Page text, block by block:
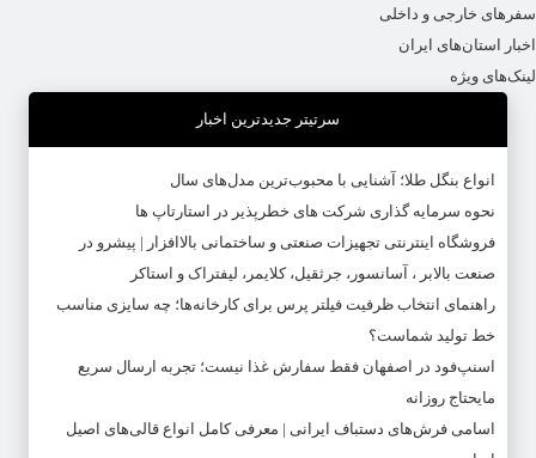
سفرهای خارجی و داخلی
اخبار استان‌های ایران
لینک‌های ویژه
سرتیتر جدیدترین اخبار
انواع بنگل طلا؛ آشنایی با محبوب‌ترین مدل‌های سال
نحوه سرمایه‌ گذاری شرکت‌ های خطرپذیر در استارتاپ ها
فروشگاه اینترنتی تجهیزات صنعتی و ساختمانی بالاافزار | پیشرو در
صنعت بالابر ، آسانسور، جرثقیل، کلایمر، لیفتراک و استاکر
راهنمای انتخاب ظرفیت فیلتر پرس برای کارخانه‌ها؛ چه سایزی مناسب
خط تولید شماست؟
اسنپ‌فود در اصفهان فقط سفارش غذا نیست؛ تجربه ارسال سریع
مایحتاج روزانه
اسامی فرش‌های دستباف ایرانی | معرفی کامل انواع قالی‌های اصیل